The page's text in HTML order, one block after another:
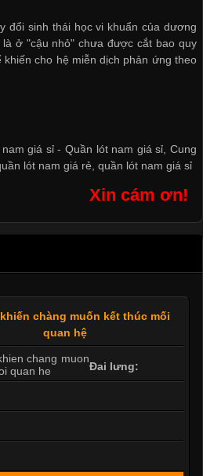
đổi sinh thái học vi khuẩn của dương
ở "cậu nhỏ" chưa được cắt bao quy
cho hệ miễn dịch phản ứng theo
nam giá sỉ -Quần lót nam giá sỉ, Cung
lót nam giá rẻ,quần lót nam giá sỉ
Xin cám ơn!
chàng muốn kết thúc mối
quan hệ
Đai lưng: